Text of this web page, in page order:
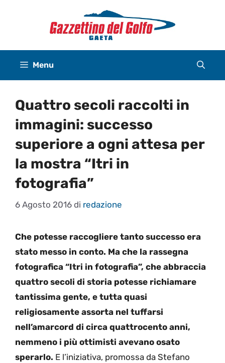
Menu
Quattro secoli raccolti in
immagini: successo
superiore a ogni attesa per
la mostra “Itri in
fotografia”
6 Agosto 2016 di redazione
Che potesse raccogliere tanto successo era
stato messo in conto. Ma che la rassegna
fotografica “Itri in fotografia”, che abbraccia
quattro secoli di storia potesse richiamare
tantissima gente, e tutta quasi
religiosamente assorta nel tuffarsi
nell’amarcord di circa quattrocento anni,
nemmeno i più ottimisti avevano osato
sperarlo. E l’iniziativa, promossa da Stefano